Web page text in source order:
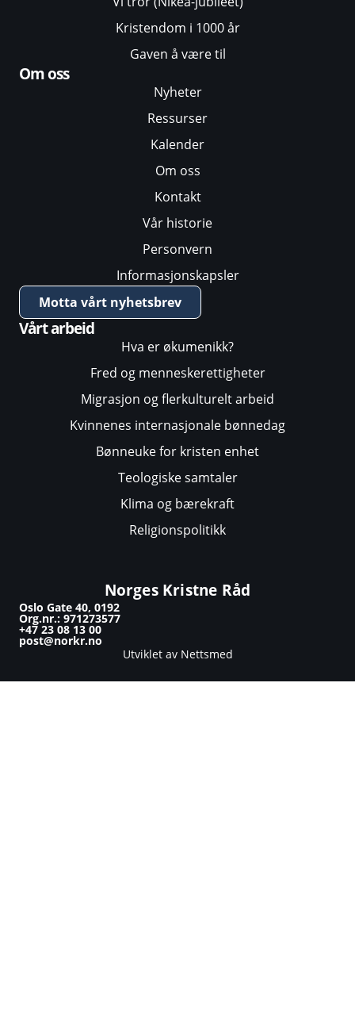
Kristendom i 1000 år
Gaven å være til
Om oss
Nyheter
Ressurser
Kalender
Om oss
Kontakt
Vår historie
Personvern
Informasjonskapsler
Motta vårt nyhetsbrev
Vårt arbeid
Hva er økumenikk?
Fred og menneskerettigheter
Migrasjon og flerkulturelt arbeid
Kvinnenes internasjonale bønnedag
Bønneuke for kristen enhet
Teologiske samtaler
Klima og bærekraft
Religionspolitikk
Norges Kristne Råd
Oslo Gate 40, 0192
Org.nr.: 971273577
+47 23 08 13 00
post@norkr.no
Utviklet av Nettsmed